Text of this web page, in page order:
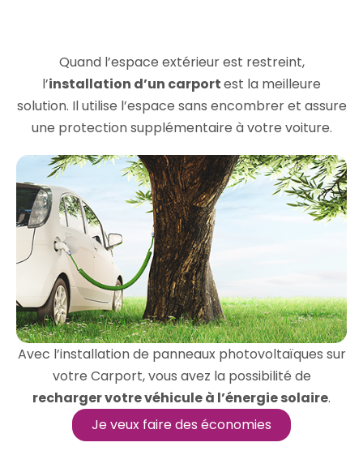
Quand l’espace extérieur est restreint,
l’installation d’un carportest la meilleure
solution. Il utilise l’espace sans encombrer et assure
une protection supplémentaire à votre voiture.
Avec l’installation de panneaux photovoltaïques sur
votre Carport, vous avez la possibilité de
recharger votre véhicule à l’énergie solaire.
Je veux faire des économies